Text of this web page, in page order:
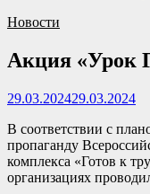
Новости
Акция «Урок
29.03.202429.03.2024
В соответствии с
пропаганду
комплекса «Готов к
организациях